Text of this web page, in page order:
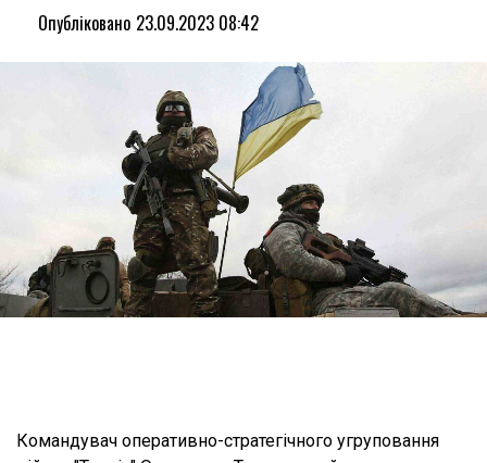
Опубліковано 23.09.2023 08:42
Командувач оперативно-стратегічного угруповання